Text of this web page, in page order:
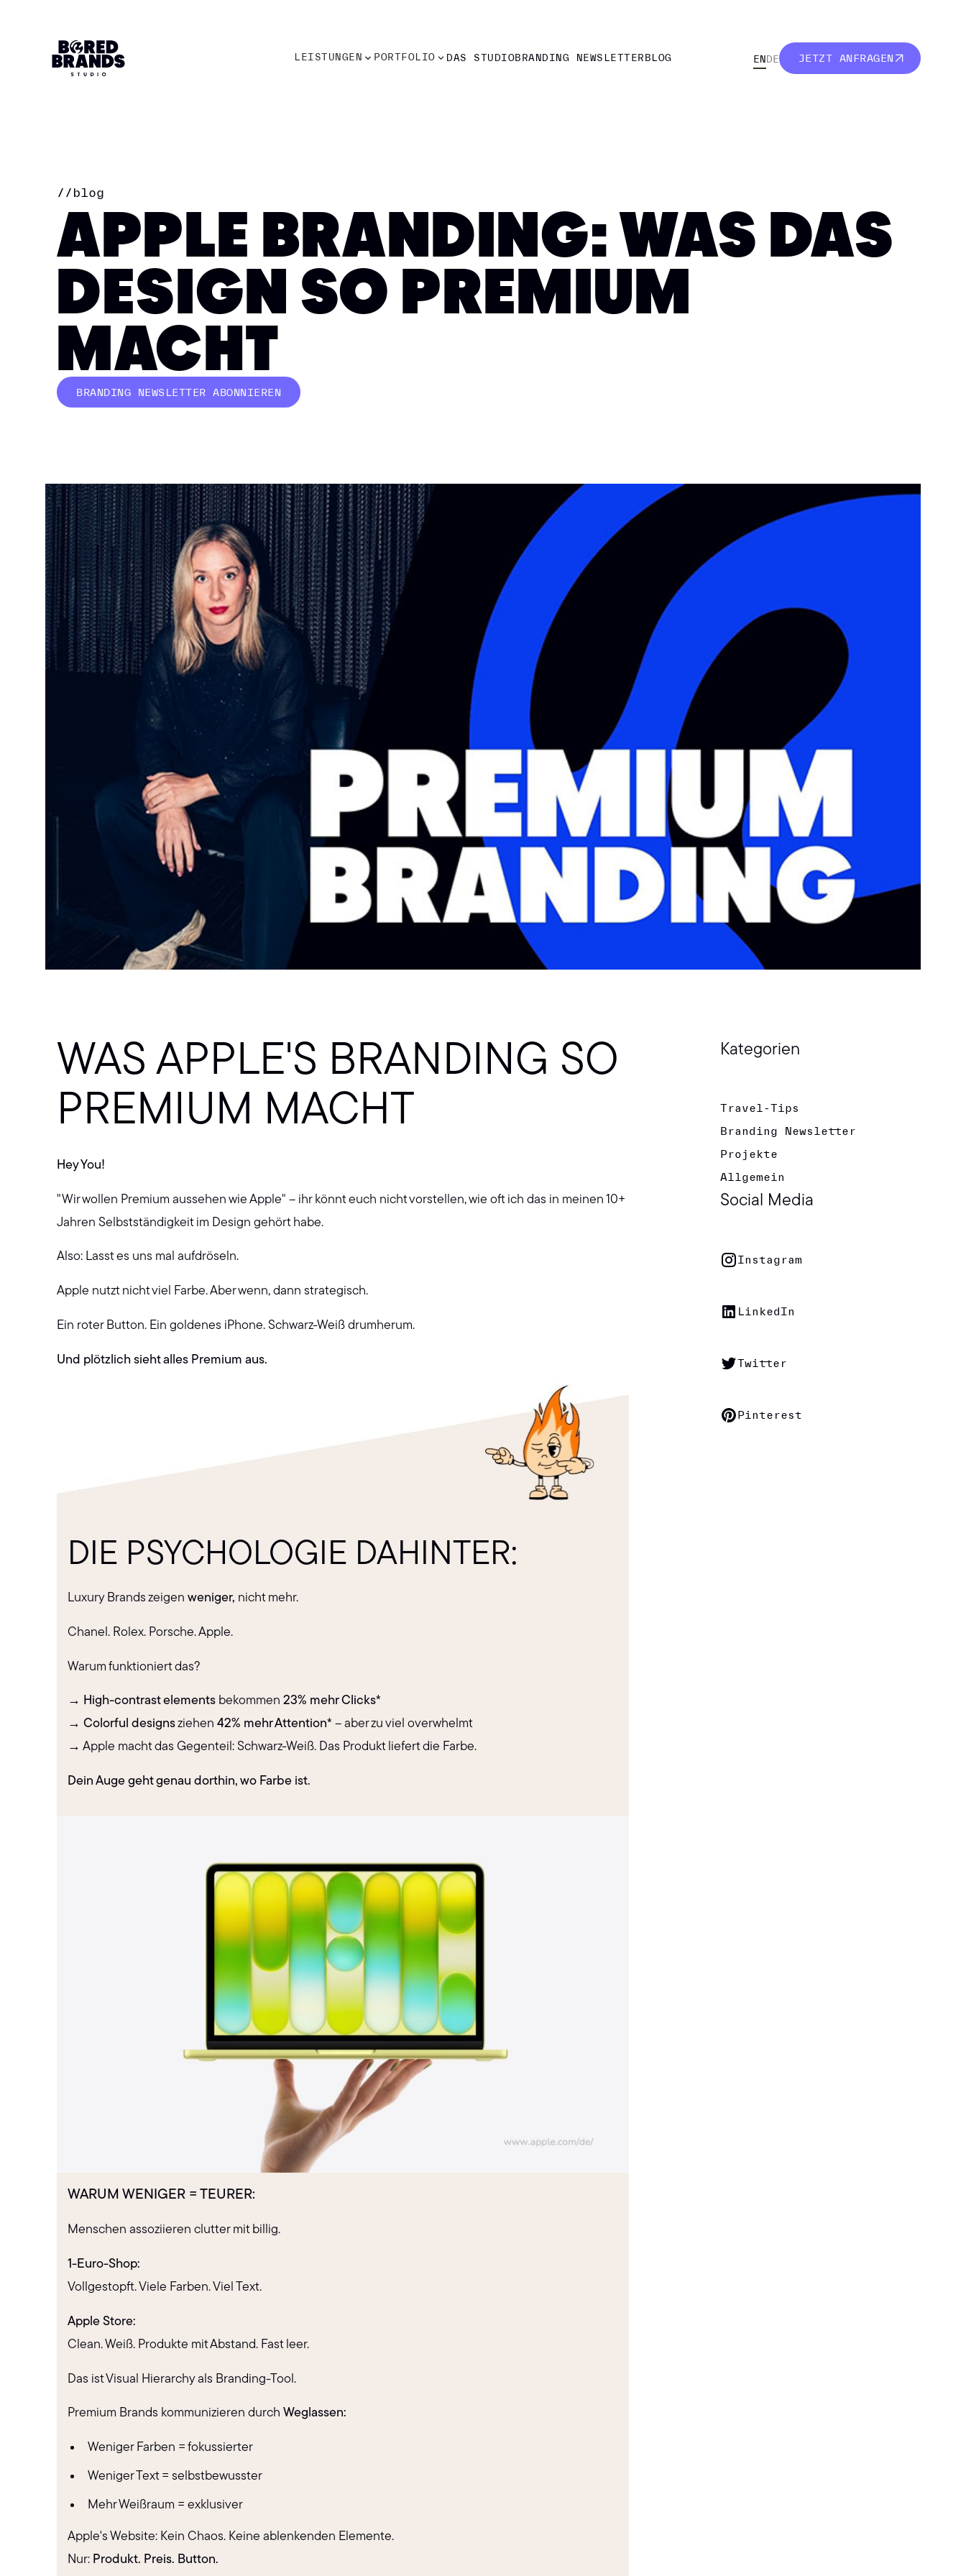
LEISTUNGEN
PORTFOLIO
DAS STUDIOBRANDING NEWSLETTER BLOG
ENDE
JETZT ANFRAGEN
// blog
APPLE BRANDING: WAS DAS
DESIGN SO PREMIUM
MACHT
BRANDING NEWSLETTER ABONNIEREN
WAS APPLE'S BRANDING SO
PREMIUM MACHT
Hey You!
"Wir wollen Premium aussehen wie Apple" – ihr könnt euch nicht vorstellen, wie oft ich das in meinen 10+
Jahren Selbstständigkeit im Design gehört habe.
Also: Lasst es uns mal aufdröseln.
Apple nutzt nicht viel Farbe. Aber wenn, dann strategisch.
Ein roter Button. Ein goldenes iPhone. Schwarz-Weiß drumherum.
Und plötzlich sieht alles Premium aus.
DIE PSYCHOLOGIE DAHINTER:
Luxury Brands zeigenweniger, nicht mehr.
Chanel. Rolex. Porsche. Apple.
Warum funktioniert das?
→ High-contrast elements bekommen23% mehr Clicks*
→Colorful designsziehen42% mehr Attention* – aber zu viel overwhelmt
→ Apple macht das Gegenteil: Schwarz-Weiß. Das Produkt liefert die Farbe.
Dein Auge geht genau dorthin, wo Farbe ist.
WARUM WENIGER = TEURER:
Menschen assoziieren clutter mit billig.
1-Euro-Shop:
Vollgestopft. Viele Farben. Viel Text.
Apple Store:
Clean. Weiß. Produkte mit Abstand. Fast leer.
Das ist Visual Hierarchy als Branding-Tool.
Premium Brands kommunizieren durchWeglassen:
Weniger Farben = fokussierter
Weniger Text = selbstbewusster
Mehr Weißraum = exklusiver
Apple's Website: Kein Chaos. Keine ablenkenden Elemente.
Nur: Produkt. Preis. Button.
Kategorien
Travel-Tips
Branding Newsletter
Projekte
Allgemein
Social Media
Instagram
LinkedIn
Twitter
Pinterest